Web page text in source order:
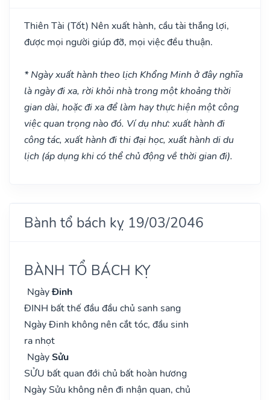
Thiên Tài (Tốt) Nên xuất hành, cầu tài thắng lợi,
được mọi người giúp đỡ, mọi việc đều thuận.
* Ngày xuất hành theo lịch Khổng Minh ở đây nghĩa
là ngày đi xa, rời khỏi nhà trong một khoảng thời
gian dài, hoặc đi xa để làm hay thực hiện một công
việc quan trọng nào đó. Ví dụ như: xuất hành đi
công tác, xuất hành đi thi đại học, xuất hành di du
lịch (áp dụng khi có thể chủ động về thời gian đi).
Bành tổ bách kỵ 19/03/2046
BÀNH TỔ BÁCH KỴ
NgàyĐinh
ĐINH bất thế đầu đầu chủ sanh sang
Ngày Đinh không nên cắt tóc, đầu sinh
ra nhọt
NgàySửu
SỬU bất quan đới chủ bất hoàn hương
Ngày Sửu không nên đi nhận quan, chủ